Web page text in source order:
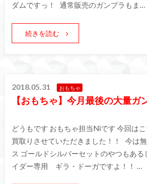
ダムですっ！ 通常販売のガンプラもま…
続きを読む
2018.05.31 おもちゃ
【おもちゃ】今月最後の大量ガ
どうもです おもちゃ担当Niです 今回は
買取りさせていただきました！！ 今は
ス ゴールドシルバーセットのやつもある
イダー専用 ギラ・ドーガですよ！！ …